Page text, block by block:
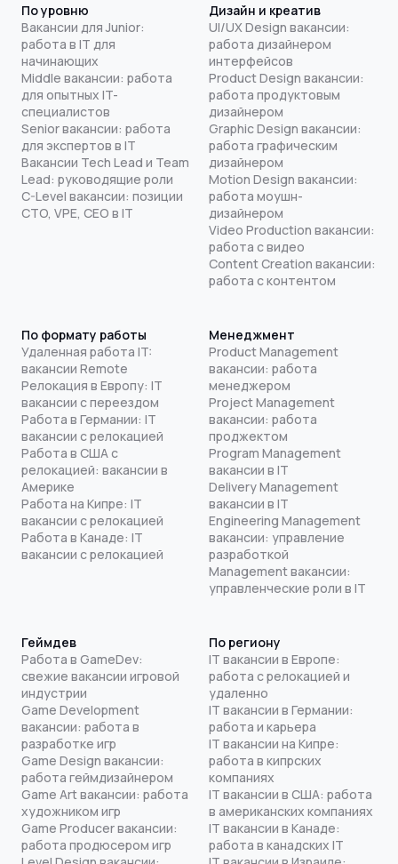
По уровню
Вакансии для Junior:
работа в IT для
начинающих
Middle вакансии: работа
для опытных IT-
специалистов
Senior вакансии: работа
для экспертов в IT
Вакансии Tech Lead и Team
Lead: руководящие роли
C-Level вакансии: позиции
CTO, VPE, CEO в IT
Дизайн и креатив
UI/UX Design вакансии:
работа дизайнером
интерфейсов
Product Design вакансии:
работа продуктовым
дизайнером
Graphic Design вакансии:
работа графическим
дизайнером
Motion Design вакансии:
работа моушн-
дизайнером
Video Production вакансии:
работа с видео
Content Creation вакансии:
работа с контентом
По формату работы
Удаленная работа IT:
вакансии Remote
Релокация в Европу: IT
вакансии с переездом
Работа в Германии: IT
вакансии с релокацией
Работа в США с
релокацией: вакансии в
Америке
Работа на Кипре: IT
вакансии с релокацией
Работа в Канаде: IT
вакансии с релокацией
Менеджмент
Product Management
вакансии: работа
менеджером
Project Management
вакансии: работа
проджектом
Program Management
вакансии в IT
Delivery Management
вакансии в IT
Engineering Management
вакансии: управление
разработкой
Management вакансии:
управленческие роли в IT
Геймдев
Работа в GameDev:
свежие вакансии игровой
индустрии
Game Development
вакансии: работа в
разработке игр
Game Design вакансии:
работа геймдизайнером
Game Art вакансии: работа
художником игр
Game Producer вакансии:
работа продюсером игр
По региону
IT вакансии в Европе:
работа с релокацией и
удаленно
IT вакансии в Германии:
работа и карьера
IT вакансии на Кипре:
работа в кипрских
компаниях
IT вакансии в США: работа
в американских компаниях
IT вакансии в Канаде:
работа в канадских IT